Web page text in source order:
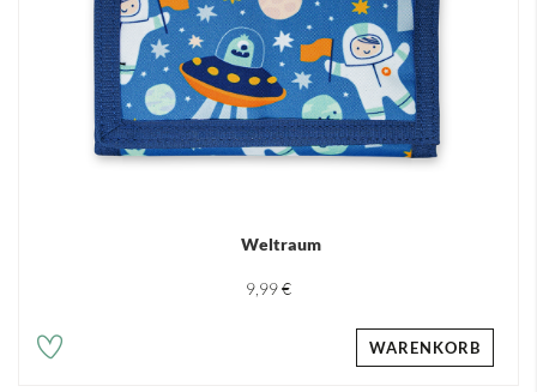
Weltraum
9,99 €
WARENKORB